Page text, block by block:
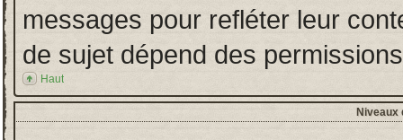
messages pour refléter leur
de sujet dépend des
Haut
Niveaux